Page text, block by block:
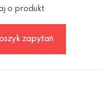
o produkt
zapytań